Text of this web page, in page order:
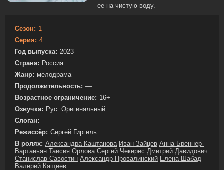
ее на чистую воду.
Сезон: 1
Серия: 4
Год выпуска: 2023
Страна: Россия
Жанр: мелодрама
Продолжительность: —
Возрастное ограничение: 16+
Озвучка: Рус. Оригинальный
Слоган: —
Режиссёр: Сергей Гиргель
В ролях: Александра Каштанова Иван Зайцев Анна Бреннер-
Вартаньян Таисия Орлова Сергей Чекерес Дмитрий Давидович
Станислав Савостин Александр Провалинский Елена Шабад
Валерий Кащеев